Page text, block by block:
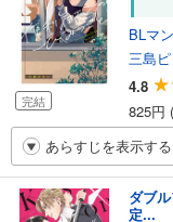
完結
BLマ
三島ピ
4.8
825円
あらすじを表示する
ダブ
定...